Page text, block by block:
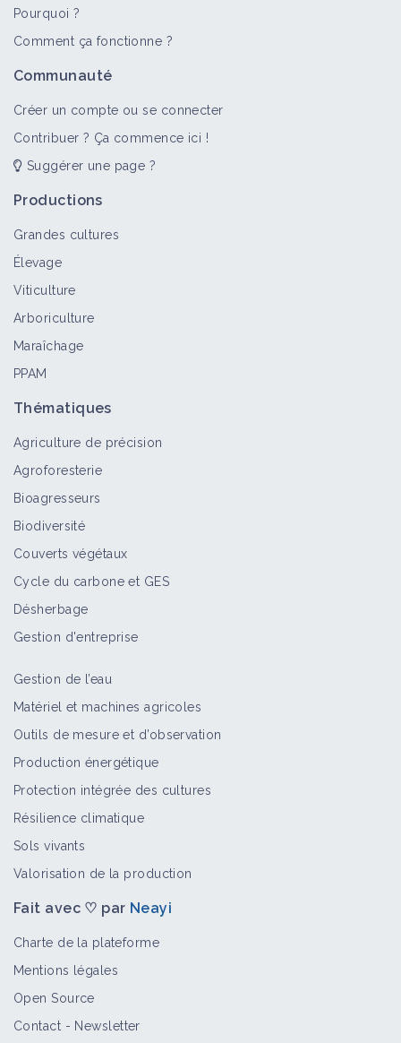
Pourquoi ?
Comment ça fonctionne ?
Communauté
Créer un compte ou se connecter
Contribuer ? Ça commence ici !
Suggérer une page ?
Productions
Grandes cultures
Élevage
Viticulture
Arboriculture
Maraîchage
PPAM
Thématiques
Agriculture de précision
Agroforesterie
Bioagresseurs
Biodiversité
Couverts végétaux
Cycle du carbone et GES
Désherbage
Gestion d'entreprise
Gestion de l’eau
Matériel et machines agricoles
Outils de mesure et d’observation
Production énergétique
Protection intégrée des cultures
Résilience climatique
Sols vivants
Valorisation de la production
Fait avec ♡ par Neayi
Charte de la plateforme
Mentions légales
Open Source
Contact - Newsletter